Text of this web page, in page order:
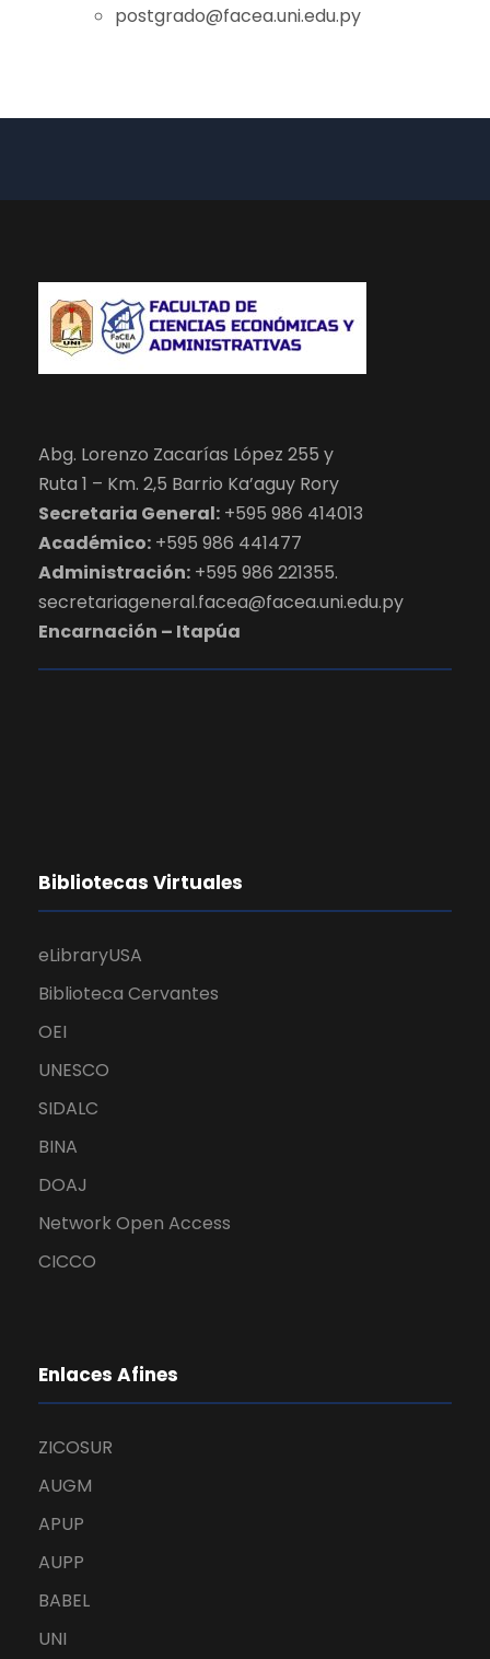
postgrado@facea.uni.edu.py
Abg. Lorenzo Zacarías López 255 y
Ruta 1 – Km. 2,5 Barrio Ka’aguy Rory
Secretaria General: +595 986 414013
Académico: +595 986 441477
Administración: +595 986 221355.
secretariageneral.facea@facea.uni.edu.py
Encarnación – Itapúa
Bibliotecas Virtuales
eLibraryUSA
Biblioteca Cervantes
OEI
UNESCO
SIDALC
BINA
DOAJ
Network Open Access
CICCO
Enlaces Afines
ZICOSUR
AUGM
APUP
AUPP
BABEL
UNI